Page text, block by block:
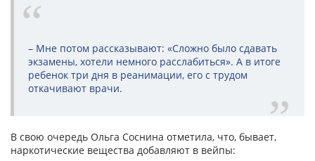
– Мне потом рассказывают: «Сложно было сдавать
экзамены, хотели немного расслабиться». А в итоге
ребенок три дня в реанимации, его с трудом
откачивают врачи.
В свою очередь Ольга Соснина отметила, что, бывает,
наркотические вещества добавляют в вейпы: